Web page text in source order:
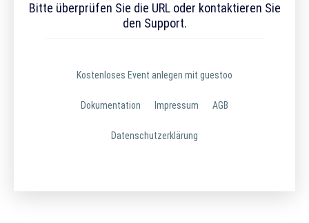
Bitte überprüfen Sie die URL oder kontaktieren Sie
den Support.
Kostenloses Event anlegen mit guestoo
Dokumentation Impressum AGB
Datenschutzerklärung